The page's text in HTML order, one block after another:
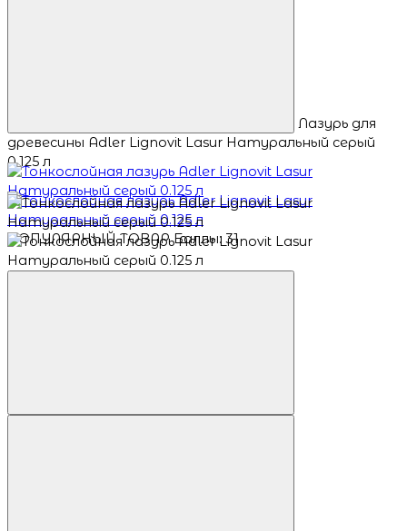
Лазурь для
древесины Adler Lignovit Lasur Натуральный серый
0.125 л
ПОПУЛЯРНЫЙ ТОВАР Баллы: 31